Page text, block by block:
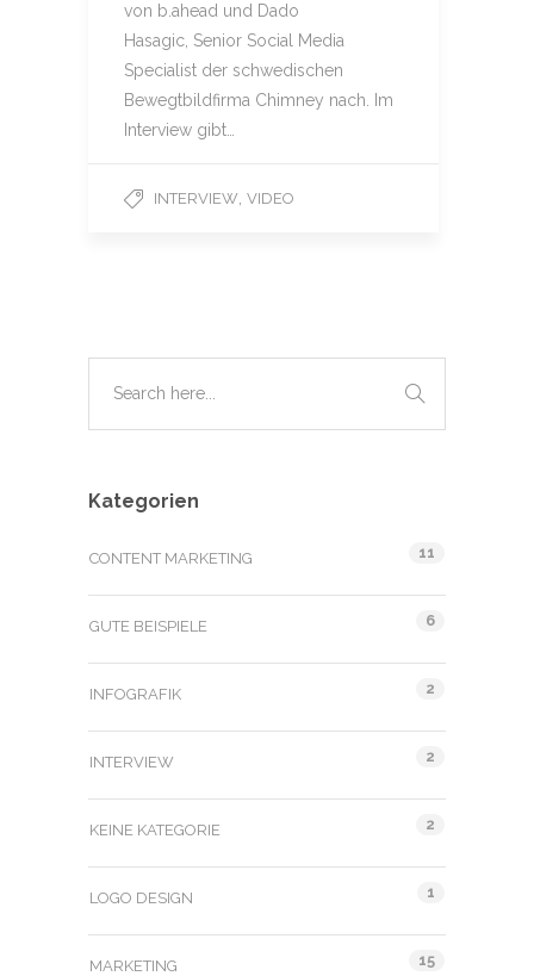
von b.ahead und Dado
Hasagic, Senior Social Media
Specialist der schwedischen
Bewegtbildfirma Chimney nach. Im
Interview gibt…
INTERVIEW VIDEO
Kategorien
CONTENT MARKETING 11
GUTE BEISPIELE 6
INFOGRAFIK 2
INTERVIEW 2
KEINE KATEGORIE 2
LOGO DESIGN 1
MARKETING 15